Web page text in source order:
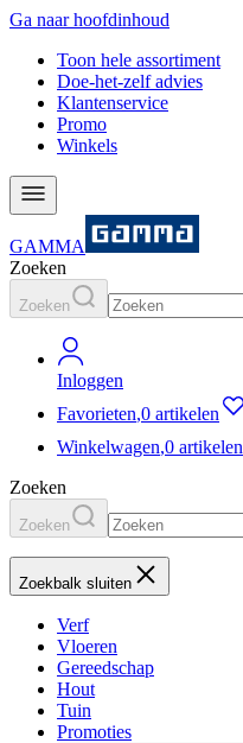
Ga naar hoofdinhoud
Toon hele assortiment
Doe-het-zelf advies
Klantenservice
Promo
Winkels
GAMMA
Zoeken
Zoeken
Inloggen
Favorieten,0 artikelen
Winkelwagen,0 artikelen
Zoeken
Zoeken
Zoekbalk sluiten
Verf
Vloeren
Gereedschap
Hout
Tuin
Promoties